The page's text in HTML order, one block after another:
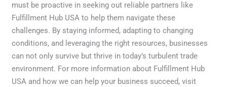
must be proactive in seeking out reliable partners like
Fulfillment Hub USA to help them navigate these
challenges. By staying informed, adapting to changing
conditions, and leveraging the right resources, businesses
can not only survive but thrive in today’s turbulent trade
environment. For more information about Fulfillment Hub
USA and how we can help your business succeed, visit